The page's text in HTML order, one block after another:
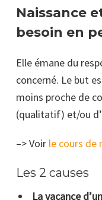
Naissance
besoin en
Elle émane du
concerné. Le but
moins proche de
(qualitatif) et/ou
–> Voir le cours de
Les 2 causes
La vacance